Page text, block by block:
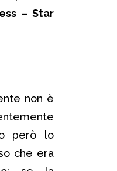
– Star
non è
però lo
che era